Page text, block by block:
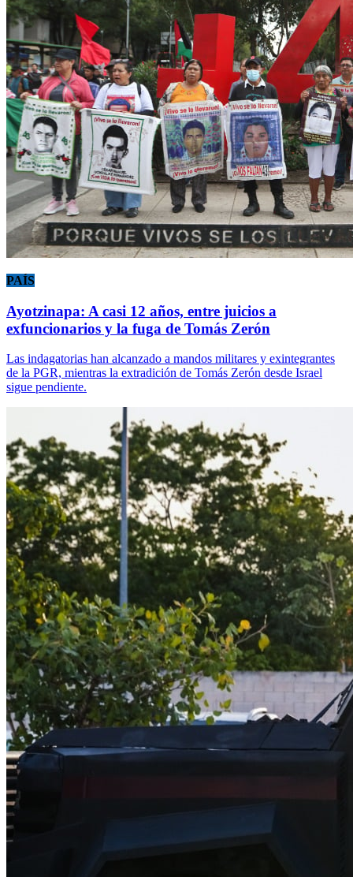
PAÍS
Ayotzinapa: A casi 12 años, entre juicios a
exfuncionarios y la fuga de Tomás Zerón
Las indagatorias han alcanzado a mandos militares y exintegrantes
de la PGR, mientras la extradición de Tomás Zerón desde Israel
sigue pendiente.